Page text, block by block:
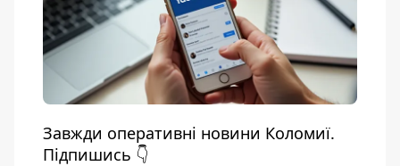
Завжди оперативні новини Коломиї.
Підпишись 👇